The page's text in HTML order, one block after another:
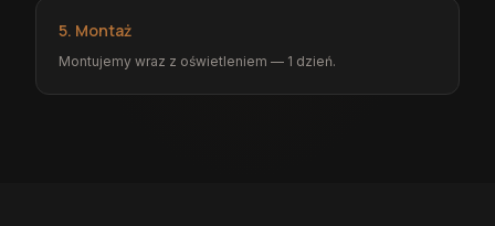
5. Montaż
Montujemy wraz z oświetleniem — 1 dzień.